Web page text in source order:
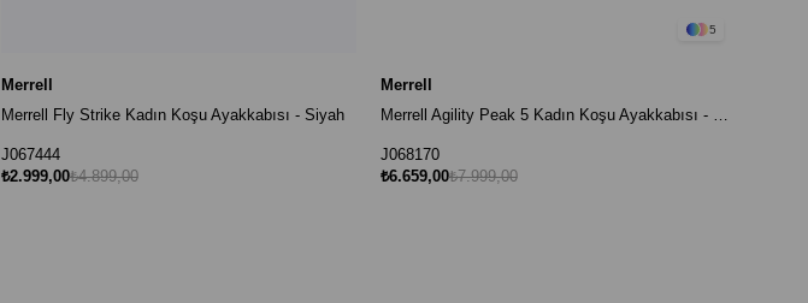
Merrell
Merrell Fly Strike Kadın Koşu Ayakkabısı - Siyah
J067444
₺2.999,00₺4.899,00
5
Merrell
Merrell Agility Peak 5 Kadın Koşu Ayakkabısı - Gül Kurusu
J068170
₺6.659,00₺7.999,00